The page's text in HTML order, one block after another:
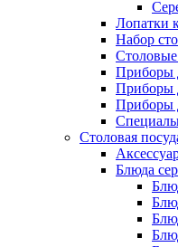
Лопатки
Набор
Приборы
Приборы
Приборы
Столовая
Блюда